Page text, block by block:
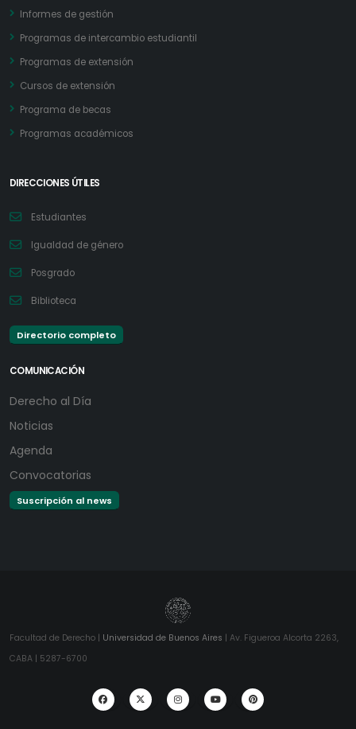
Informes de gestión
Programas de intercambio estudiantil
Programas de extensión
Cursos de extensión
Programa de becas
Programas académicos
DIRECCIONES ÚTILES
Estudiantes
Igualdad de género
Posgrado
Biblioteca
Directorio completo
COMUNICACIÓN
Derecho al Día
Noticias
Agenda
Convocatorias
Suscripción al news
Facultad de Derecho | Universidad de Buenos Aires | Av. Figueroa Alcorta 2263,
CABA | 5287-6700